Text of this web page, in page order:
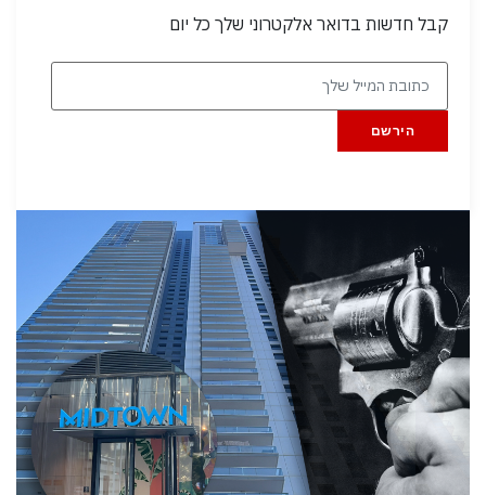
קבל חדשות בדואר אלקטרוני שלך כל יום
הירשם